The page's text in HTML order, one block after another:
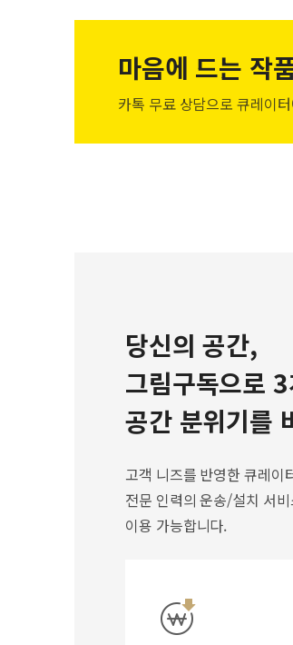
마음에 드는 작
카톡 무료 상담으로 큐레이
당신의 공간,
그림구독으로
공간 분위기를
고객 니즈를 반영한 큐레이
전문 인력의 운송/설치 서
이용 가능합니다.